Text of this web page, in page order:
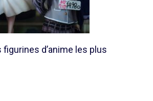
d’anime les plus